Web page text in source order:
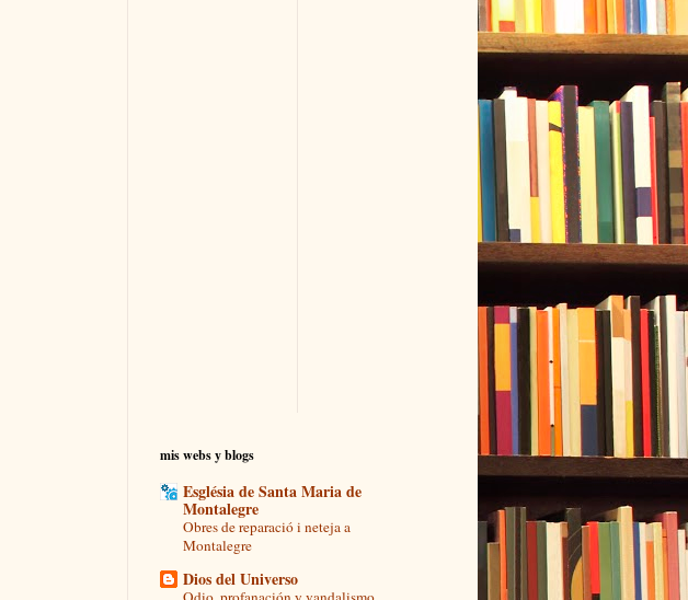
mis webs y blogs
Església de Santa Maria de
Montalegre
Obres de reparació i neteja a
Montalegre
Dios del Universo